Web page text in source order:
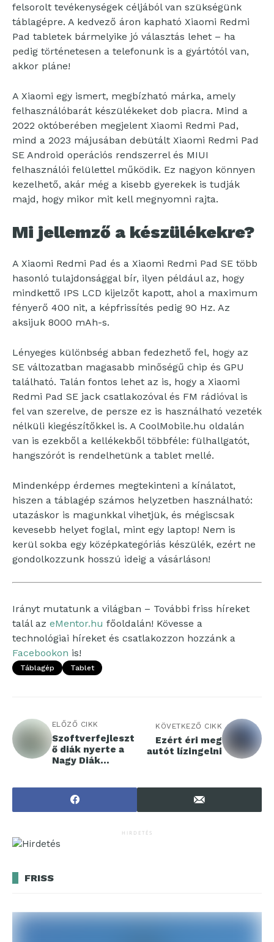
felsorolt tevékenységek céljából van szükségünk
táblagépre. A kedvező áron kapható Xiaomi Redmi
Pad tabletek bármelyike jó választás lehet – ha
pedig történetesen a telefonunk is a gyártótól van,
akkor pláne!
A Xiaomi egy ismert, megbízható márka, amely
felhasználóbarát készülékeket dob piacra. Mind a
2022 októberében megjelent Xiaomi Redmi Pad,
mind a 2023 májusában debütált Xiaomi Redmi Pad
SE Android operációs rendszerrel és MIUI
felhasználói felülettel működik. Ez nagyon könnyen
kezelhető, akár még a kisebb gyerekek is tudják
majd, hogy mikor mit kell megnyomni rajta.
Mi jellemző a készülékekre?
A Xiaomi Redmi Pad és a Xiaomi Redmi Pad SE több
hasonló tulajdonsággal bír, ilyen például az, hogy
mindkettő IPS LCD kijelzőt kapott, ahol a maximum
fényerő 400 nit, a képfrissítés pedig 90 Hz. Az
aksijuk 8000 mAh-s.
Lényeges különbség abban fedezhető fel, hogy az
SE változatban magasabb minőségű chip és GPU
található. Talán fontos lehet az is, hogy a Xiaomi
Redmi Pad SE jack csatlakozóval és FM rádióval is
fel van szerelve, de persze ez is használható vezeték
nélküli kiegészítőkkel is. A CoolMobile.hu oldalán
van is ezekből a kellékekből többféle: fülhallgatót,
hangszórót is rendelhetünk a tablet mellé.
Mindenképp érdemes megtekinteni a kínálatot,
hiszen a táblagép számos helyzetben használható:
utazáskor is magunkkal vihetjük, és mégiscsak
kevesebb helyet foglal, mint egy laptop! Nem is
kerül sokba egy középkategóriás készülék, ezért ne
gondolkozzunk hosszú ideig a vásárláson!
Irányt mutatunk a világban – További friss híreket
talál az eMentor.hu főoldalán! Kövesse a
technológiai híreket és csatlakozzon hozzánk a
Facebookon is!
Táblagép Tablet
ELŐZŐ CIKK
Szoftverfejleszt
ő diák nyerte a
Nagy Diák
KÖVETKEZŐ CIKK
Ezért éri meg
autót lízingelni
HIRDETÉS
FRISS